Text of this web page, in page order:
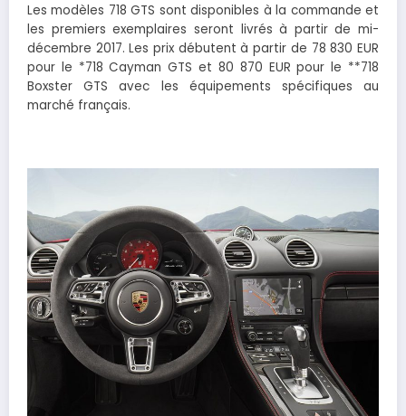
Les modèles 718 GTS sont disponibles à la commande et
les premiers exemplaires seront livrés à partir de mi-
décembre 2017. Les prix débutent à partir de 78 830 EUR
pour le *718 Cayman GTS et 80 870 EUR pour le **718
Boxster GTS avec les équipements spécifiques au
marché français.